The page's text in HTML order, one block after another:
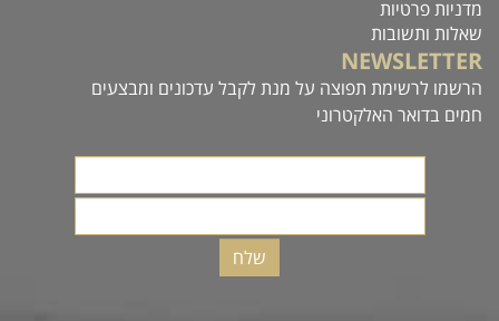
מדניות פרטיות
שאלות ותשובות
NEWSLETTER
הרשמו לרשימת תפוצה על מנת לקבל עדכונים ומבצעים
חמים בדואר האלקטרוני